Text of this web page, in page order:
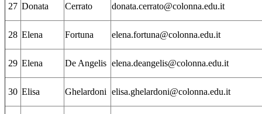
27 Donata Cerrato donata.cerrato@colonna.edu.it
28 Elena Fortuna elena.fortuna@colonna.edu.it
29 Elena De Angelis elena.deangelis@colonna.edu.it
30 Elisa Ghelardoni elisa.ghelardoni@colonna.edu.it